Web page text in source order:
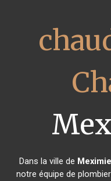
Dans la ville de
notre équipe de